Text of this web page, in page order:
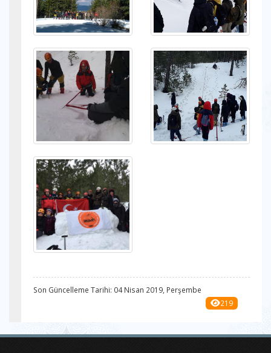
Son Güncelleme Tarihi: 04 Nisan 2019, Perşembe
219